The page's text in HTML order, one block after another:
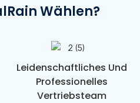
Wählen?
Leidenschaftliches Und
Professionelles
Vertriebsteam